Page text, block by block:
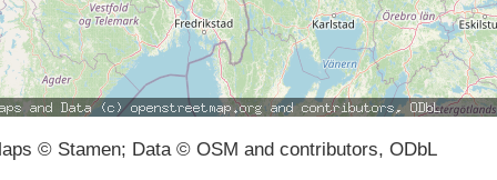
© Stamen; Data © OSM and contributors, ODbL